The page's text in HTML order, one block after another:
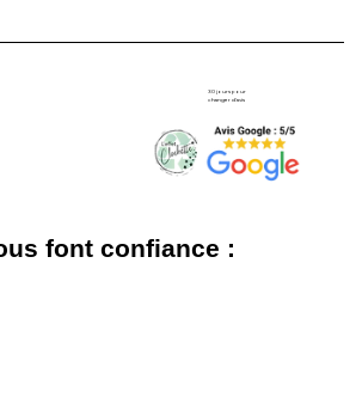
30 jours pour
changer d'avis
font confiance :